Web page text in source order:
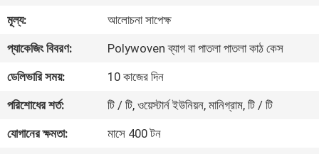
মান
নিয়ন্ত্রণ
যোগাযোগ
করুন
মূল্য:
আলোচনা সাপেক্ষ
প্যাকেজিং বিবরণ:
Polywoven ব্যাগ বা পাতলা পাতলা কাঠ কেস
ডেলিভারি সময়:
10 কাজের দিন
পরিশোধের শর্ত:
টি / টি, ওয়েস্টার্ন ইউনিয়ন, মানিগ্রাম, টি / টি
যোগানের ক্ষমতা:
মাসে 400 টন